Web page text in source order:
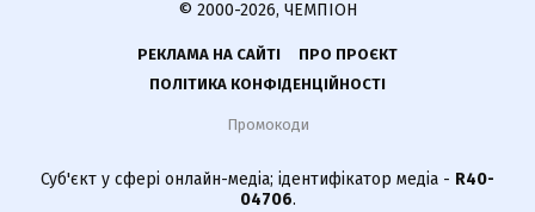
© 2000-2026, ЧЕМПІОН
РЕКЛАМА НА САЙТІ
ПРО ПРОЄКТ
ПОЛІТИКА КОНФІДЕНЦІЙНОСТІ
Промокоди
Суб'єкт у сфері онлайн-медіа; ідентифікатор медіа - R40-
04706.